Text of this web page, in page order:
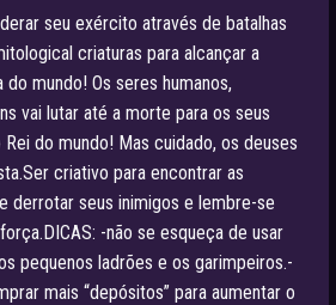
seu exército através de batalhas
criaturas para alcançar a
do mundo! Os seres humanos,
vai lutar até a morte para os seus
do mundo! Mas cuidado, os deuses
criativo para encontrar as
derrotar seus inimigos e lembre-se
-não se esqueça de usar
pequenos ladrões e os garimpeiros.-
mais “depósitos” para aumentar o